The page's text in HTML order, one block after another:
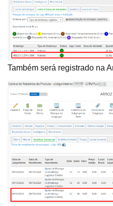
Também será registrado na